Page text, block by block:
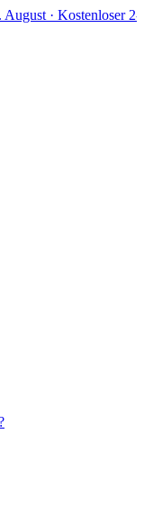
· Kostenloser 2-